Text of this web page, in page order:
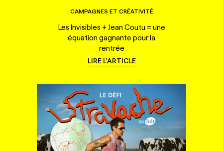
CAMPAGNES ET CRÉATIVITÉ
Les Invisibles + Jean Coutu = une
équation gagnante pour la
rentrée
LIRE L'ARTICLE